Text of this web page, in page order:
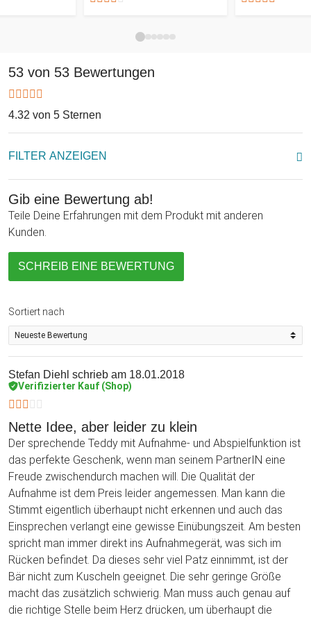
mit eigener Stimme haben wolltest, ist dieser hier genau der
richtige für Dich!
53 von 53 Bewertungen
4.32 von 5 Sternen
FILTER ANZEIGEN
Gib eine Bewertung ab!
Teile Deine Erfahrungen mit dem Produkt mit anderen
Kunden.
SCHREIB EINE BEWERTUNG
Sortiert nach
Stefan Diehl schrieb am 18.01.2018
Verifizierter Kauf (Shop)
Nette Idee, aber leider zu klein
Der sprechende Teddy mit Aufnahme- und Abspielfunktion ist
das perfekte Geschenk, wenn man seinem PartnerIN eine
Freude zwischendurch machen will. Die Qualität der
Aufnahme ist dem Preis leider angemessen. Man kann die
Stimmt eigentlich überhaupt nicht erkennen und auch das
Einsprechen verlangt eine gewisse Einübungszeit. Am besten
spricht man immer direkt ins Aufnahmegerät, was sich im
Rücken befindet. Da dieses sehr viel Patz einnimmt, ist der
Bär nicht zum Kuscheln geeignet. Die sehr geringe Größe
macht das zusätzlich schwierig. Man muss auch genau auf
die richtige Stelle beim Herz drücken, um überhaupt die